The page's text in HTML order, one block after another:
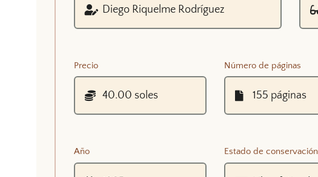
Precio Número de páginas
Año Estado de conservación